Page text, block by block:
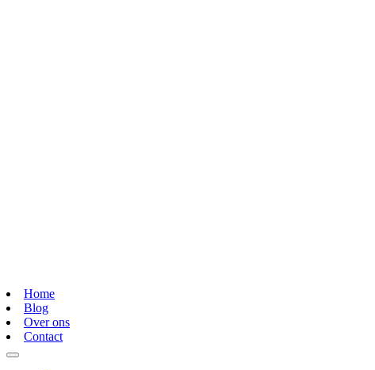
Home
Blog
Over ons
Contact